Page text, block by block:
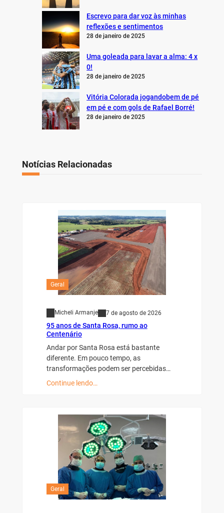
Escrevo para dar voz às minhas
reflexões e sentimentos
28 de janeiro de 2025
Uma goleada para lavar a alma: 4 x
0!
28 de janeiro de 2025
Vitória Colorada jogandobem de pé
em pé e com gols de Rafael Borré!
28 de janeiro de 2025
Notícias Relacionadas
Geral
Micheli Armanje 7 de agosto de 2026
95 anos de Santa Rosa, rumo ao
Centenário
Andar por Santa Rosa está bastante
diferente. Em pouco tempo, as
transformações podem ser percebidas…
Continue lendo…
Geral